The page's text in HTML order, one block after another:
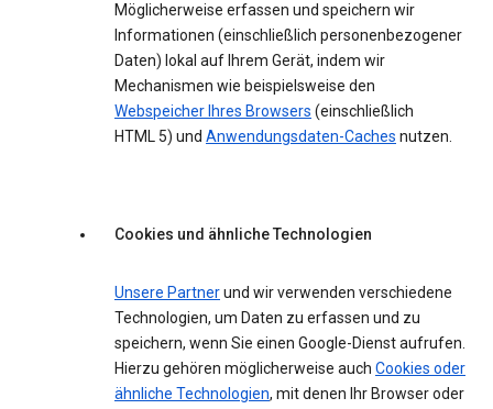
Möglicherweise erfassen und speichern wir
Informationen (einschließlich personenbezogener
Daten) lokal auf Ihrem Gerät, indem wir
Mechanismen wie beispielsweise den
Webspeicher Ihres Browsers (einschließlich
HTML 5) und Anwendungsdaten-Caches nutzen.
Cookies und ähnliche Technologien
Unsere Partnerund wir verwenden verschiedene
Technologien, um Daten zu erfassen und zu
speichern, wenn Sie einen Google-Dienst aufrufen.
Hierzu gehören möglicherweise auch Cookies oder
ähnliche Technologien, mit denen Ihr Browser oder